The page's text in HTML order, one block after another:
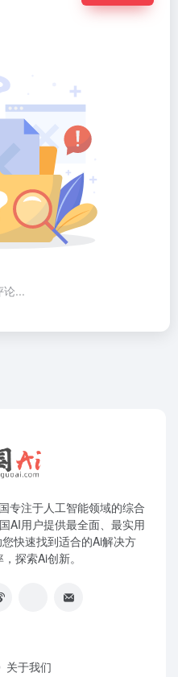
论...
专注于人工智能领域的综合
AI用户提供最全面、最实用
快速找到适合的Ai解决方
探索Ai创新。
关于我们